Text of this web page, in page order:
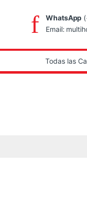
WhatsApp
Email: